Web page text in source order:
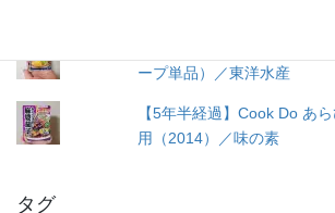
ープ単品）／東洋水産
【5年半経過】Cook Do あ
用（2014）／味の素
タグ